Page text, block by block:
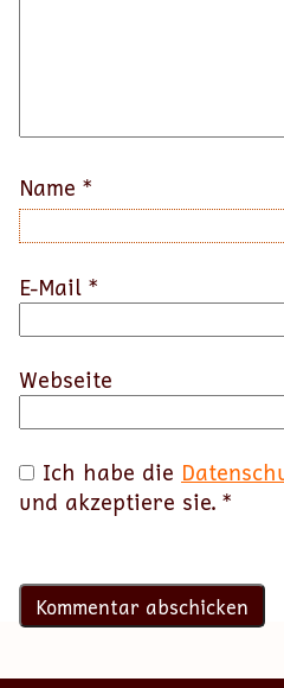
Name *
E-Mail *
Webseite
Ich habe die
und akzeptiere sie. *